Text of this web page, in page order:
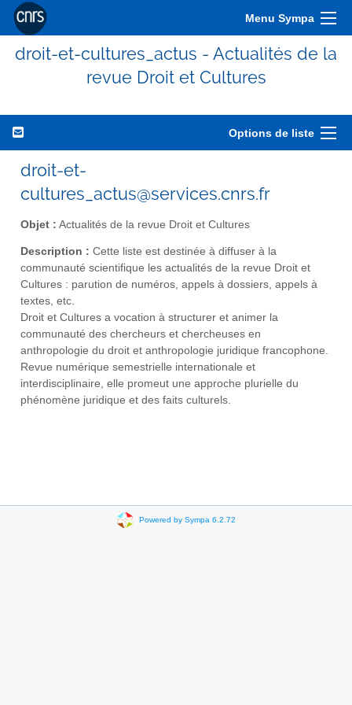
Menu Sympa
droit-et-cultures_actus - Actualités de la
revue Droit et Cultures
Options de liste
droit-et-
cultures_actus@services.cnrs.fr
Objet : Actualités de la revue Droit et Cultures
Description : Cette liste est destinée à diffuser à la
communauté scientifique les actualités de la revue Droit et
Cultures : parution de numéros, appels à dossiers, appels à
textes, etc.
Droit et Cultures a vocation à structurer et animer la
communauté des chercheurs et chercheuses en
anthropologie du droit et anthropologie juridique francophone.
Revue numérique semestrielle internationale et
interdisciplinaire, elle promeut une approche plurielle du
phénomène juridique et des faits culturels.
Powered by Sympa 6.2.72